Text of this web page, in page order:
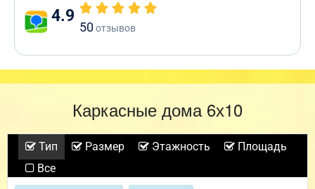
4.9
50отзывов
Каркасные дома 6х10
Тип Размер Этажность
Площадь
Все